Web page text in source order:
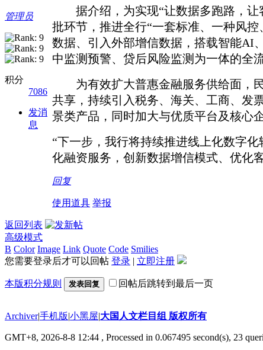
管理员
积分
7086
发消
息
据介绍，为实现“让数据多跑路，让
批环节，推进全行“一套标准、一种风
数据、引入外部增信数据，搭载智能AI
中监测预警、贷后风险监测为一体的全
为有效扩大普惠金融服务供给面 ，
共享，持续引入税务、海关、工商、发
景类产品，同时加大与优质平台及核心
“下一步，我行将持续推进线上化数字化
化融资服务，创新数据增信模式、优化
回复
使用道具 举报
返回列表
高级模式
B Color Image Link Quote Code Smilies
您需要登录后才可以回帖 登录 | 立即注册
本版积分规则 发表回复 回帖后跳转到最后一页
Archiver|手机版|小黑屋|大国人文栏目组 版权所有
GMT+8, 2026-8-8 12:44 , Processed in 0.067495 second(s), 23